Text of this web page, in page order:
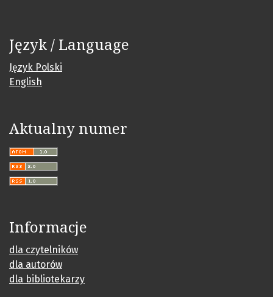
Język / Language
Język Polski
English
Aktualny numer
Informacje
dla czytelników
dla autorów
dla bibliotekarzy